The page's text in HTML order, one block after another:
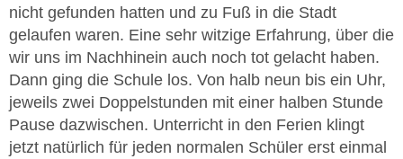
nicht gefunden hatten und zu Fuß in die Stadt
gelaufen waren. Eine sehr witzige Erfahrung, über die
wir uns im Nachhinein auch noch tot gelacht haben.
Dann ging die Schule los. Von halb neun bis ein Uhr,
jeweils zwei Doppelstunden mit einer halben Stunde
Pause dazwischen. Unterricht in den Ferien klingt
jetzt natürlich für jeden normalen Schüler erst einmal